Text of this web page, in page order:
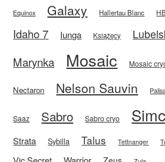
Equinox Galaxy Hallertau Blanc
Idaho 7 Iunga Książęcy
Marynka
Mosaic Mosaic
Nectaron Nelson Sauvin
Saaz Sabro Sabro cryo
Strata Sybilla Talus Tettnanger